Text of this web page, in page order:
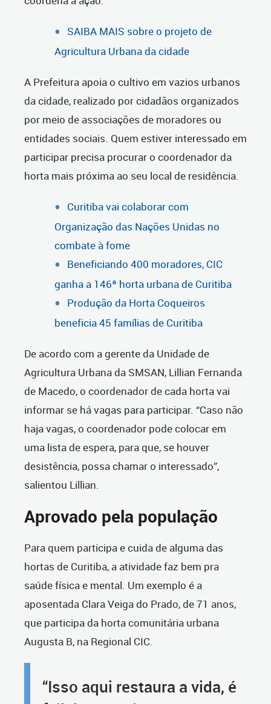
SAIBA MAIS sobre o projeto de
Agricultura Urbana da cidade
A Prefeitura apoia o cultivo em vazios urbanos
da cidade, realizado por cidadãos organizados
por meio de associações de moradores ou
entidades sociais. Quem estiver interessado em
participar precisa procurar o coordenador da
horta mais próxima ao seu local de residência.
Curitiba vai colaborar com
Organização das Nações Unidas no
combate à fome
Beneficiando 400 moradores, CIC
ganha a 146ª horta urbana de Curitiba
Produção da Horta Coqueiros
beneficia 45 famílias de Curitiba
De acordo com a gerente da Unidade de
Agricultura Urbana da SMSAN, Lillian Fernanda
de Macedo, o coordenador de cada horta vai
informar se há vagas para participar. “Caso não
haja vagas, o coordenador pode colocar em
uma lista de espera, para que, se houver
desistência, possa chamar o interessado”,
salientou Lillian.
Aprovado pela população
Para quem participa e cuida de alguma das
hortas de Curitiba, a atividade faz bem pra
saúde física e mental. Um exemplo é a
aposentada Clara Veiga do Prado, de 71 anos,
que participa da horta comunitária urbana
Augusta B, na Regional CIC.
“Isso aqui restaura a vida, é